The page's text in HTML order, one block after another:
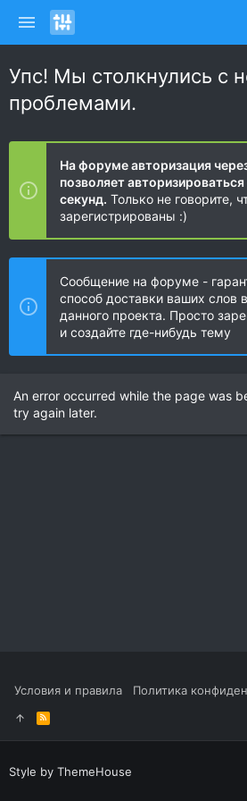
Упс! Мы столкнулись с
проблемами.
На форуме авторизация
позволяет авторизироваться
секунд. Только не говорите,
зарегистрированы :)
Сообщение на форуме -
способ доставки ваших слов
данного проекта. Просто
и создайте где-нибудь тему
An error occurred while the page was
try again later.
Условия и правила Политика
R
S
S
Style by ThemeHouse